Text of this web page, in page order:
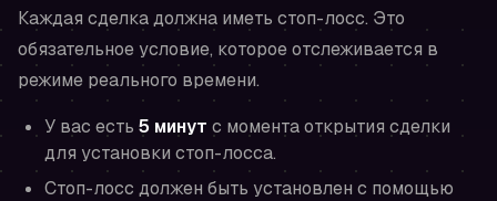
Каждая сделка должна иметь стоп-лосс. Это
обязательное условие, которое отслеживается в
режиме реального времени.
У вас есть 5 минут с момента открытия сделки
для установки стоп-лосса.
Стоп-лосс должен быть установлен с помощью